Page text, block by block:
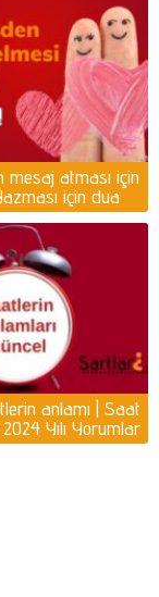
mesaj atması için
için dua
anlamı | Saat
Yılı Yorumlar